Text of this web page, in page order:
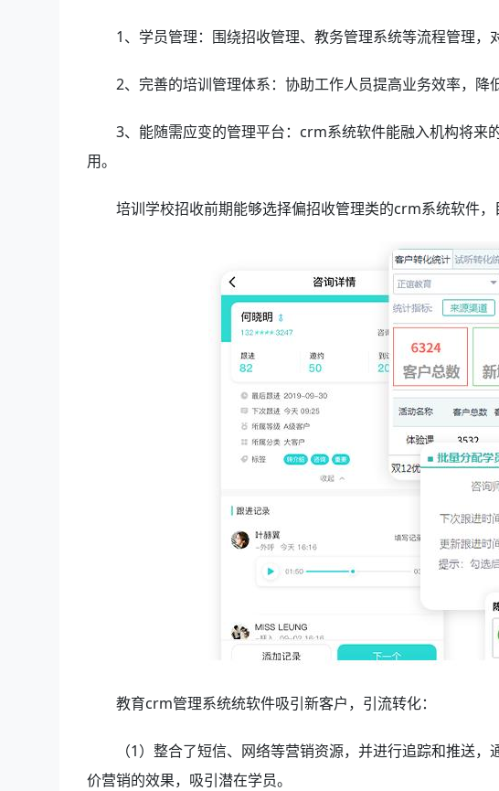
1、学员管理：围绕招收管理、教务管理系统等流程管理，
2、完善的培训管理体系：协助工作人员提高业务效率，
3、能随需应变的管理平台：crm系统软件能融入机构将来
用。
培训学校招收前期能够选择偏招收管理类的crm系统软件
教育crm管理系统统软件吸引新客户，引流转化：
（1）整合了短信、网络等营销资源，并进行追踪和推送
价营销的效果，吸引潜在学员。